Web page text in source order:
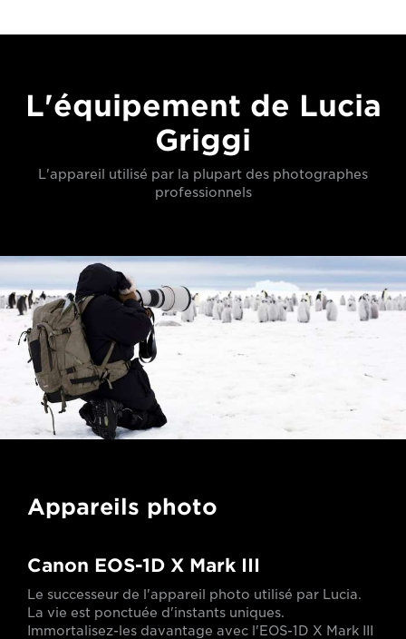
L'équipement de Lucia
Griggi
L'appareil utilisé par la plupart des photographes
professionnels
Appareils photo
Canon EOS-1D X Mark III
Le successeur de l'appareil photo utilisé par Lucia.
La vie est ponctuée d'instants uniques.
Immortalisez-les davantage avec l'EOS-1D X Mark III